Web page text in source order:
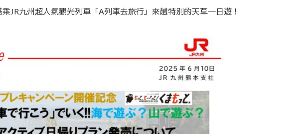
JR九州超人氣觀光列車「A列車去旅行」來趟特別的天草一日遊！